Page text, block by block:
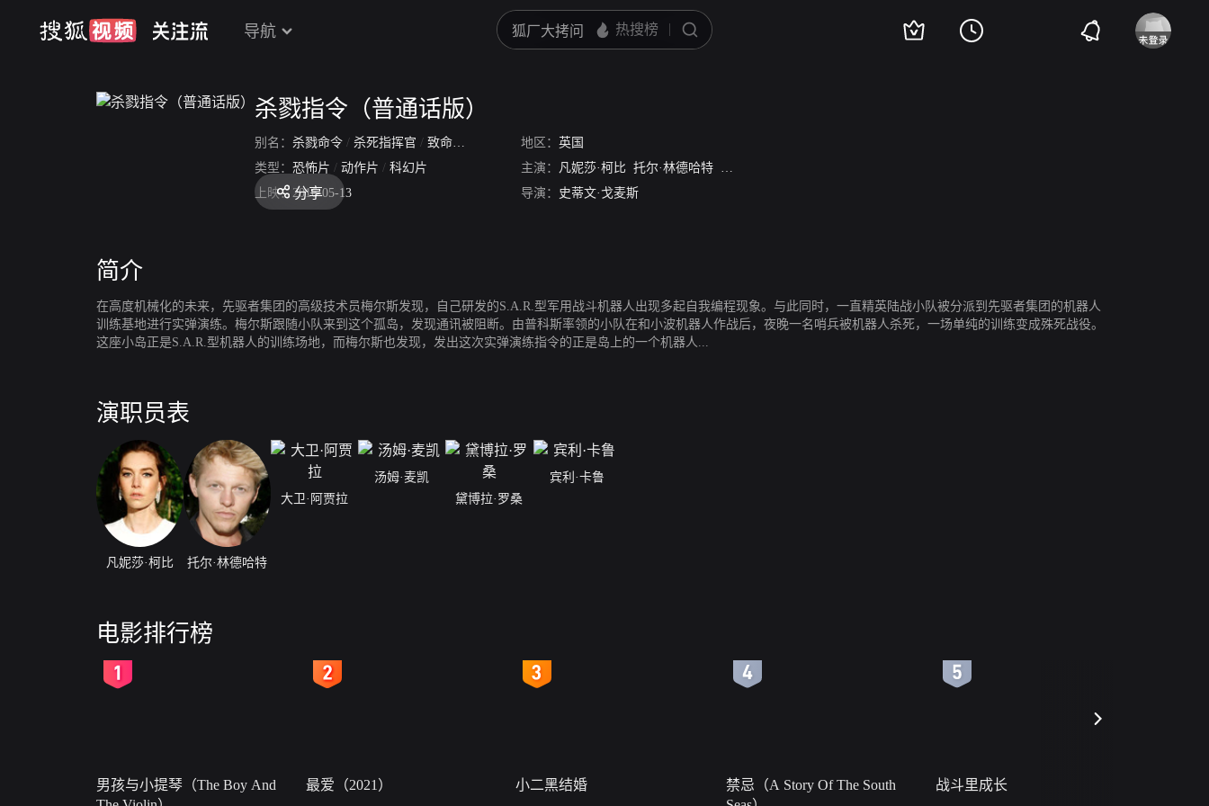
导航
杀戮指令（普通话版）
别名： 杀戮命令 / 杀死指挥官 / 致命指令 地区： 英国
类型： 恐怖片 / 动作片 / 科幻片 主演： 凡妮莎·柯比 托尔·林德哈特 大卫·阿贾拉
上映： 2016-05-13 导演： 史蒂文·戈麦斯
分享
简介
在高度机械化的未来，先驱者集团的高级技术员梅尔斯发现，自己研发的S.A.R.型军用战斗机器人出现多起自我编程现象。与此同时，一直精英陆战小队被分派到先驱者集团的机器人
训练基地进行实弹演练。梅尔斯跟随小队来到这个孤岛，发现通讯被阻断。由普科斯率领的小队在和小波机器人作战后，夜晚一名哨兵被机器人杀死，一场单纯的训练变成殊死战役。
这座小岛正是S.A.R.型机器人的训练场地，而梅尔斯也发现，发出这次实弹演练指令的正是岛上的一个机器人...
演职员表
凡妮莎·柯比 托尔·林德哈特
大卫·阿贾拉
汤姆·麦凯
黛博拉·罗桑
宾利·卡鲁
电影排行榜
男孩与小提琴（The Boy And
最爱（2021） 小二黑结婚
禁忌（A Story Of The South
战斗里成长